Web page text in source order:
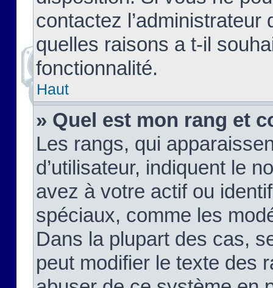
contactez
quelles raisons a t-il
fonctionnalité.
Haut
» Quel est mon rang et
Les rangs, qui
d’utilisateur, indiquent le
avez à votre actif ou
spéciaux, comme les
Dans la plupart des cas,
peut modifier le texte des